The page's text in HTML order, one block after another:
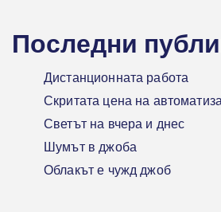
Последни
Дистанционната работа
Скритата цена на
Светът на вчера и днес
Шумът в джоба
Облакът е чужд джоб